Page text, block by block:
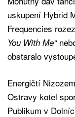
uskupení Hybrid
Frequencies
You With Me“
obstaralo
Energičtí
Ostravy kotel
Publikum v